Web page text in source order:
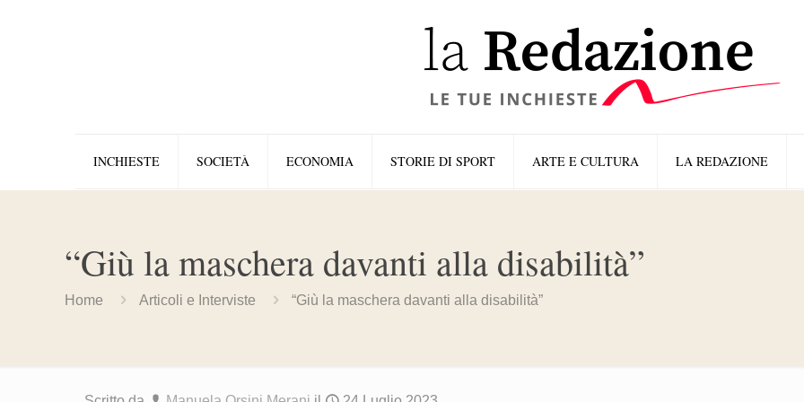
INCHIESTE SOCIETÀ ECONOMIA STORIE DI SPORT ARTE E CULTURA LA REDAZIONE
“Giù la maschera davanti alla disabilità”
Home Articoli e Interviste “Giù la maschera davanti alla disabilità”